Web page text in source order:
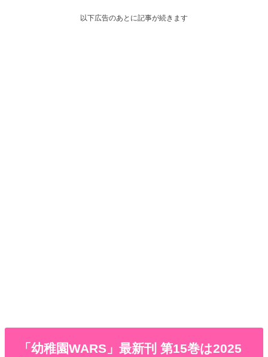
以下広告のあとに記事が続きます
「幼稚園WARS」最新刊 第15巻は2025